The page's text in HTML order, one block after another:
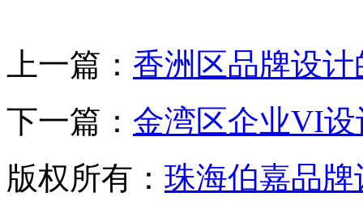
上一篇： 香洲区品牌设
下一篇： 金湾区企业VI
版权所有： 珠海伯嘉品